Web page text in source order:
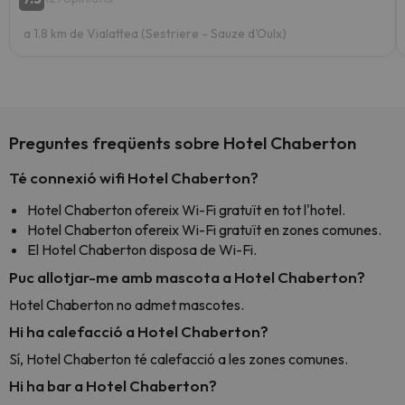
a 1.8 km de Vialattea (Sestriere - Sauze d'Oulx)
Preguntes freqüents sobre Hotel Chaberton
Té connexió wifi Hotel Chaberton?
Hotel Chaberton ofereix Wi-Fi gratuït en tot l'hotel.
Hotel Chaberton ofereix Wi-Fi gratuït en zones comunes.
El Hotel Chaberton disposa de Wi-Fi.
Puc allotjar-me amb mascota a Hotel Chaberton?
Hotel Chaberton no admet mascotes.
Hi ha calefacció a Hotel Chaberton?
Sí, Hotel Chaberton té calefacció a les zones comunes.
Hi ha bar a Hotel Chaberton?